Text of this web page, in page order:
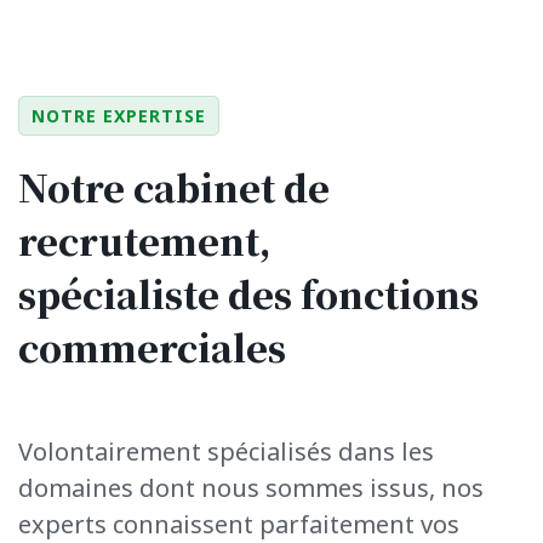
NOTRE EXPERTISE
Notre cabinet de
recrutement,
spécialiste des fonctions
commerciales
Volontairement spécialisés dans les
domaines dont nous sommes issus, nos
experts connaissent parfaitement vos